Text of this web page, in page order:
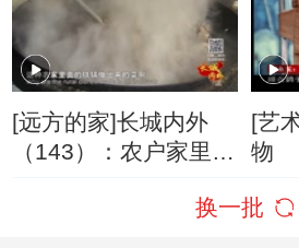
[远方的家]长城内外
（143）：农户家里品
[艺
物
换一批